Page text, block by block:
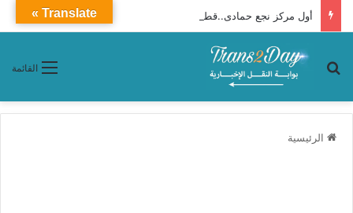
أول مركز نجع حمادى..قطار 2010 VIP ـ Premium محافظات «القاهرة ـ أسوان»
القائمة بحث عن
الرئيسية
Translate »